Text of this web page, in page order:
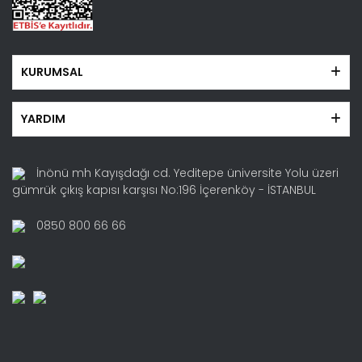
KURUMSAL
YARDIM
İnönü mh Kayışdağı cd. Yeditepe üniversite Yolu üzeri
gümrük çıkış kapısı karşısı No:196 İçerenköy - İSTANBUL
0850 800 66 66